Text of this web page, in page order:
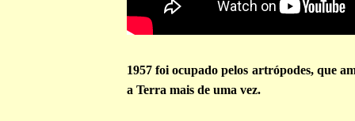
1957 foi ocupado pelos artrópodes, que
a Terra mais de uma vez.